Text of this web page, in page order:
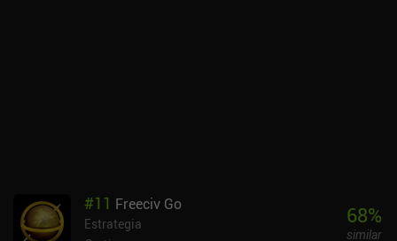
convierte en una recomendación fácil para los fans de los RPG de
la vieja escuela.
#11 Freeciv Go
Estrategia
68%
similar